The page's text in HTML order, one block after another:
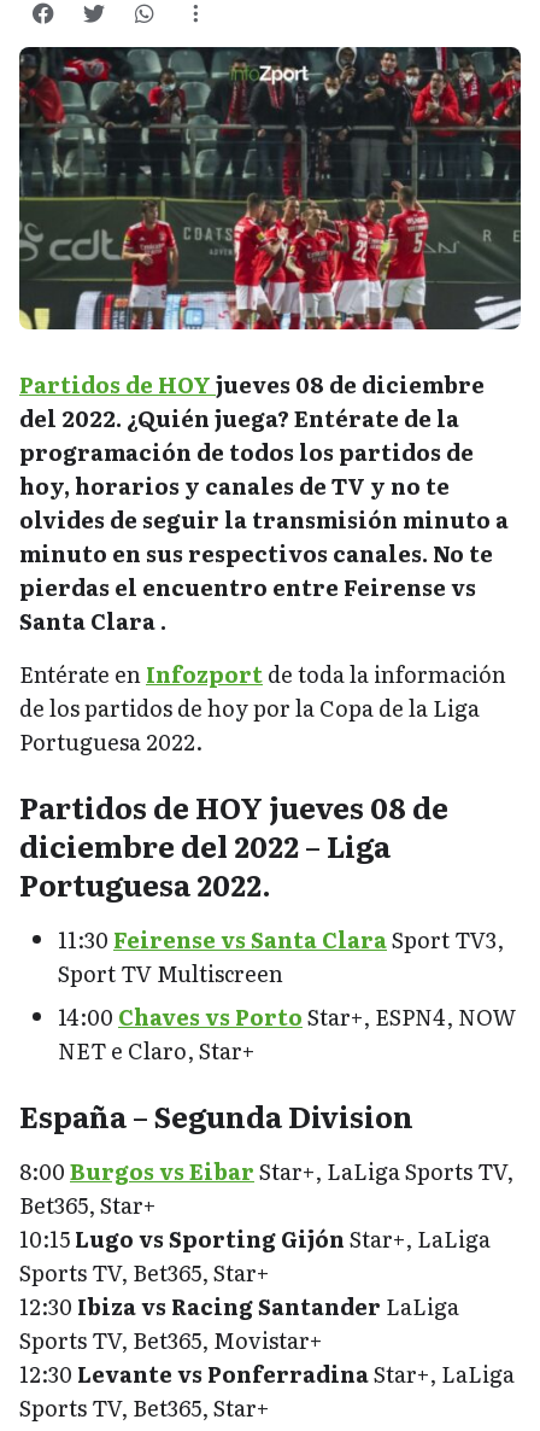
Partidos de HOYjueves 08 de diciembre
del 2022. ¿Quién juega? Entérate de la
programación de todos los partidos de
hoy, horarios y canales de TV y no te
olvides de seguir la transmisión minuto a
minuto en sus respectivos canales. No te
pierdas el encuentro entre Feirense vs
Santa Clara .
Entérate enInfozportde toda la información
de los partidos de hoy por la Copa de la Liga
Portuguesa 2022.
Partidos de HOY jueves 08 de
diciembre del 2022 – Liga
Portuguesa 2022.
11:30 Feirense vs Santa ClaraSport TV3,
Sport TV Multiscreen
14:00 Chaves vs PortoStar+, ESPN4, NOW
NET e Claro, Star+
España – Segunda Division
8:00Burgos vs EibarStar+, LaLiga Sports TV,
Bet365, Star+
10:15Lugo vs Sporting GijónStar+, LaLiga
Sports TV, Bet365, Star+
12:30 Ibiza vs Racing Santander LaLiga
Sports TV, Bet365, Movistar+
12:30 Levante vs PonferradinaStar+, LaLiga
Sports TV, Bet365, Star+